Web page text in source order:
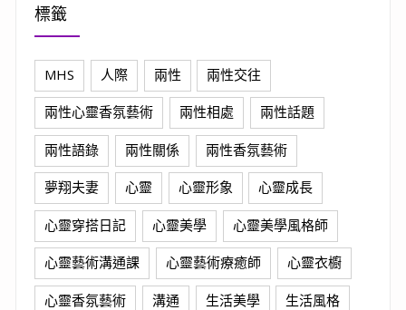
標籤
MHS 人際 兩性 兩性交往
兩性心靈香氛藝術 兩性相處 兩性話題
兩性語錄 兩性關係 兩性香氛藝術
夢翔夫妻 心靈 心靈形象 心靈成長
心靈穿搭日記 心靈美學 心靈美學風格師
心靈藝術溝通課 心靈藝術療癒師 心靈衣櫥
心靈香氛藝術 溝通 生活美學 生活風格